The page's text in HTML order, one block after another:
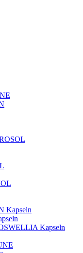
Kapseln
Kapseln